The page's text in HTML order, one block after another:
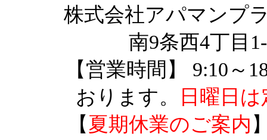
株式会社アパマンプ
南9条西4丁目
【営業時間】 9:10～
おります。
日曜日
【 夏期休業のご案内